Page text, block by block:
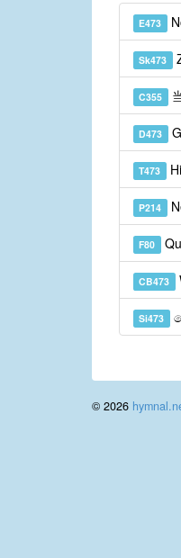
E473
Sk473
C355
D473
T473
P214
F80
CB473
Si473
© 2026